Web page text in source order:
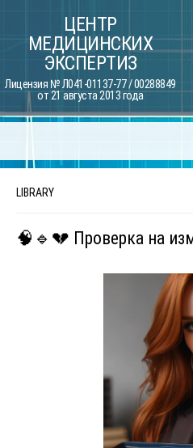
content
ЦЕНТР
МЕДИЦИНСКИХ
ЭКСПЕРТИЗ
Лицензия № Л041-01137-77 / 00288849
от 21 августа 2013 года
LIBRARY
🧠🔹💔 Проверка на